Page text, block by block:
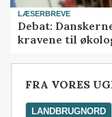
LÆSERBREVE
Debat:
kravene til
FRA VORES
LANDBRUGNORD